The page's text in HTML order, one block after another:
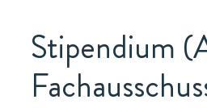
Stipendium